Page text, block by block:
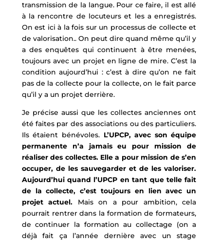
transmission de la langue. Pour ce faire, il est allé
à la rencontre de locuteurs et les a enregistrés.
On est ici à la fois sur un processus de collecte et
de valorisation.. On peut dire quand même qu’il y
a des enquêtes qui continuent à être menées,
toujours avec un projet en ligne de mire. C’est la
condition aujourd’hui : c’est à dire qu’on ne fait
pas de la collecte pour la collecte, on le fait parce
qu’il y a un projet derrière.
Je précise aussi que les collectes anciennes ont
été faites par des associations ou des particuliers.
Ils étaient bénévoles. L’UPCP, avec son équipe
permanente n’a jamais eu pour mission de
réaliser des collectes. Elle a pour mission de s’en
occuper, de les sauvegarder et de les valoriser.
Aujourd’hui quand l’UPCP en tant que telle fait
de la collecte, c’est toujours en lien avec un
projet actuel. Mais on a pour ambition, cela
pourrait rentrer dans la formation de formateurs,
de continuer la formation au collectage (on a
déjà fait ça l’année dernière avec un stage